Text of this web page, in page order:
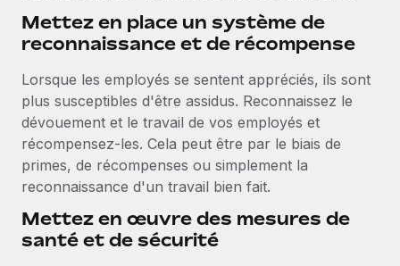
Mettez en place un système de
reconnaissance et de récompense
Lorsque les employés se sentent appréciés, ils sont
plus susceptibles d'être assidus. Reconnaissez le
dévouement et le travail de vos employés et
récompensez-les. Cela peut être par le biais de
primes, de récompenses ou simplement la
reconnaissance d'un travail bien fait.
Mettez en œuvre des mesures de
santé et de sécurité